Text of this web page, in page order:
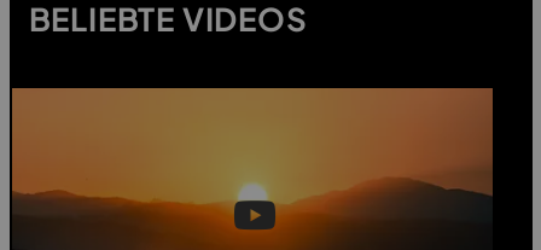
BELIEBTE VIDEOS